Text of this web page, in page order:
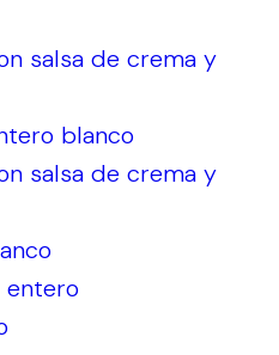
salsa de crema y
blanco
salsa de crema y
entero